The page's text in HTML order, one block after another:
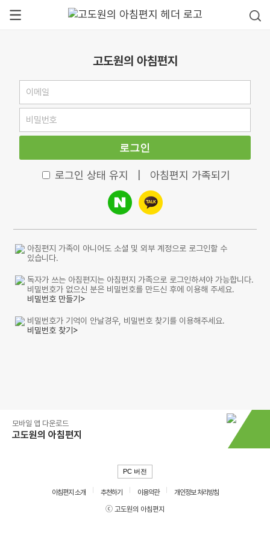
고도원의 아침편지
로그인
로그인 상태 유지 아침편지 가족되기
아침편지 가족이 아니어도 소셜 및 외부 계정으로 로그인할 수
있습니다.
독자가 쓰는 아침편지는 아침편지 가족으로 로그인하셔야 가능합니다.
비밀번호가 없으신 분은 비밀번호를 만드신 후에 이용해 주세요.
비밀번호 만들기>
비밀번호가 기억이 안날경우, 비밀번호 찾기를 이용해주세요.
비밀번호 찾기>
모바일 앱 다운로드
고도원의 아침편지
PC 버전
아침편지 소개 추천하기 이용약관
개인정보 처리방침
ⓒ 고도원의 아침편지